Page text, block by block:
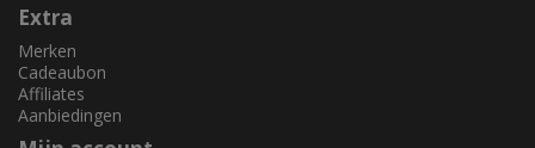
Extra
Merken
Cadeaubon
Affiliates
Aanbiedingen